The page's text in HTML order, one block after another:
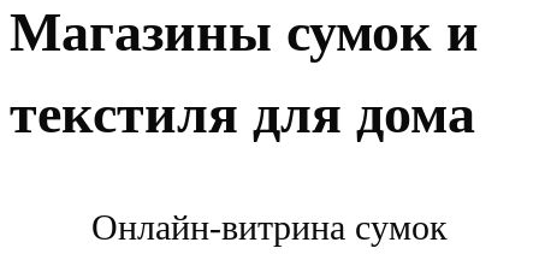
Магазины сумок и
текстиля для дома
Онлайн-витрина сумок